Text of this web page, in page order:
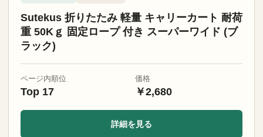
Sutekus 折りたたみ 軽量 キャリーカート 耐荷
重 50Kｇ 固定ロープ 付き スーパーワイド (ブ
ラック)
ページ内順位
Top 17
価格
￥2,680
詳細を見る